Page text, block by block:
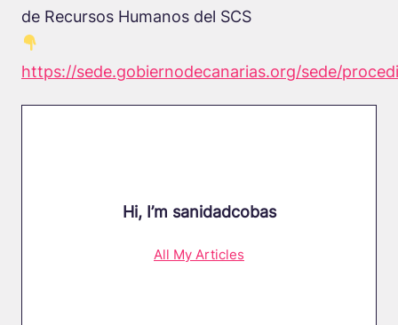
de Recursos Humanos del SCS
https://sede.gobiernodecanarias.org/sede/
Hi, I’m sanidadcobas
All My Articles